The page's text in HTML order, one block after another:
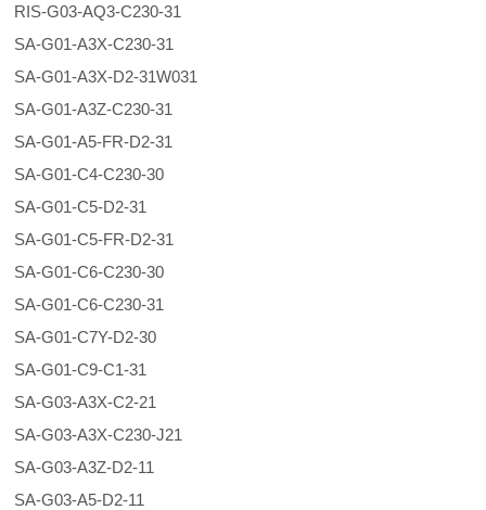
RIS-G03-AQ3-C230-31
SA-G01-A3X-C230-31
SA-G01-A3X-D2-31W031
SA-G01-A3Z-C230-31
SA-G01-A5-FR-D2-31
SA-G01-C4-C230-30
SA-G01-C5-D2-31
SA-G01-C5-FR-D2-31
SA-G01-C6-C230-30
SA-G01-C6-C230-31
SA-G01-C7Y-D2-30
SA-G01-C9-C1-31
SA-G03-A3X-C2-21
SA-G03-A3X-C230-J21
SA-G03-A3Z-D2-11
SA-G03-A5-D2-11